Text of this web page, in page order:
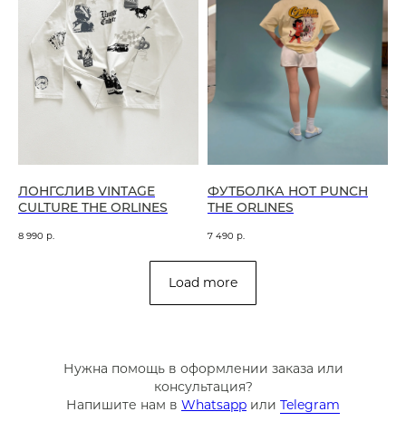
ЛОНГСЛИВ VINTAGE
CULTURE THE ORLINES
8 990 р.
ФУТБОЛКА HOT PUNCH
THE ORLINES
7 490 р.
Load more
Нужна помощь в оформлении заказа или
консультация?
Напишите нам в Whatsapp или Telegram